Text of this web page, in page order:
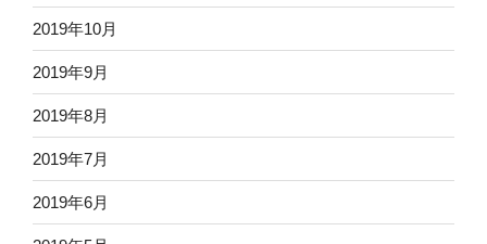
2019年10月
2019年9月
2019年8月
2019年7月
2019年6月